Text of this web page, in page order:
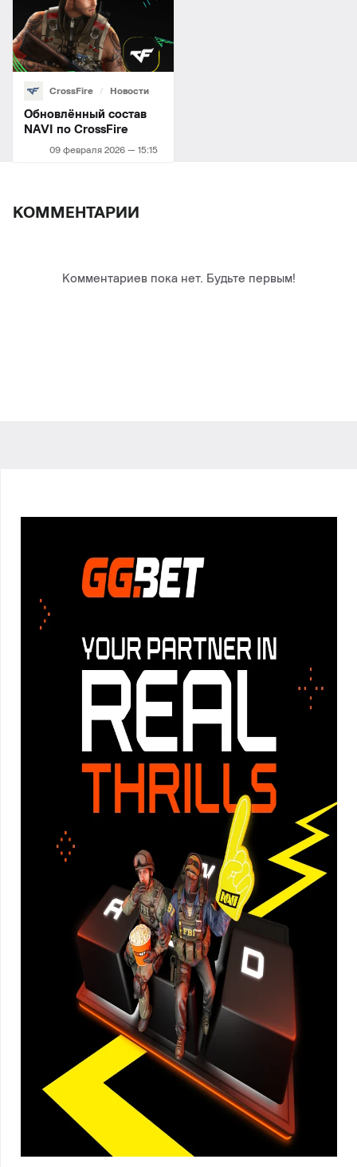
CrossFire Новости
09 февраля 2026 — 15:15
Обновлённый состав
NAVI по CrossFire
КОММЕНТАРИИ
Комментариев пока нет. Будьте первым!